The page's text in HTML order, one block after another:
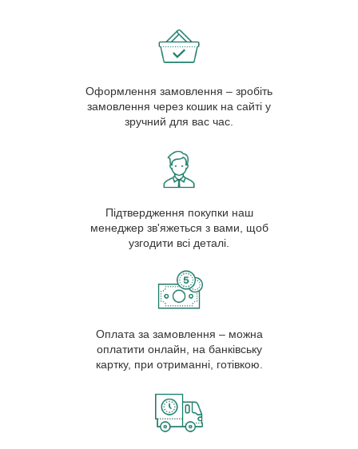
Оформлення замовлення – зробіть
замовлення через кошик на сайті у
зручний для вас час.
Підтвердження покупки наш
менеджер зв'яжеться з вами, щоб
узгодити всі деталі.
Оплата за замовлення – можна
оплатити онлайн, на банківську
картку, при отриманні, готівкою.